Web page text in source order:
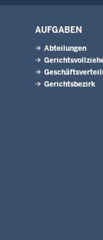
AUFGABEN
Abteilungen
Gerichtsbezirk